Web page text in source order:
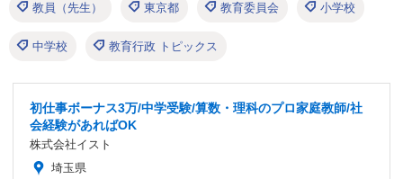
教員（先生） 東京都 教育委員会 小学校
中学校 教育行政 トピックス
初仕事ボーナス3万/中学受験/算数・理科のプロ家庭教師/社
会経験があればOK
株式会社イスト
埼玉県